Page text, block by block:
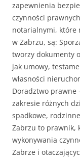
zapewnienia
czynności
notarialnymi, które
w Zabrzu, są:
tworzy dokumenty
jak umowy,
własności
Doradztwo prawne
zakresie różnych
spadkowe,
Zabrzu to prawnik,
wykonywania
Zabrze i